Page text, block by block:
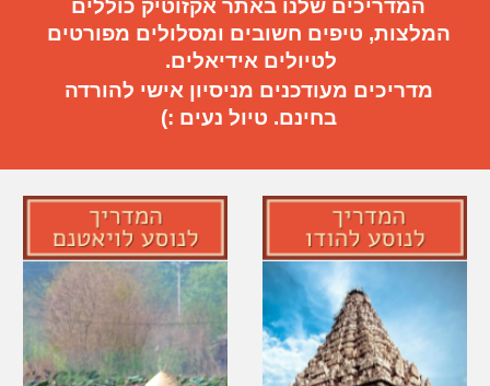
המדריכים שלנו באתר אקזוטיק כוללים
המלצות, טיפים חשובים ומסלולים מפורטים
לטיולים אידיאלים.
מדריכים מעודכנים מניסיון אישי להורדה
בחינם. טיול נעים :)